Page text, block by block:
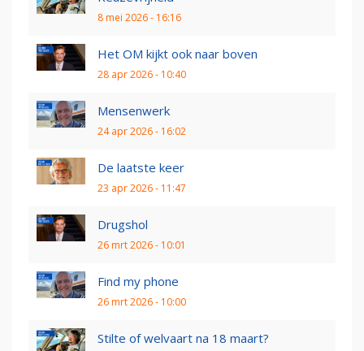
8 mei 2026 - 16:16
Het OM kijkt ook naar boven
28 apr 2026 - 10:40
Mensenwerk
24 apr 2026 - 16:02
De laatste keer
23 apr 2026 - 11:47
Drugshol
26 mrt 2026 - 10:01
Find my phone
26 mrt 2026 - 10:00
Stilte of welvaart na 18 maart?